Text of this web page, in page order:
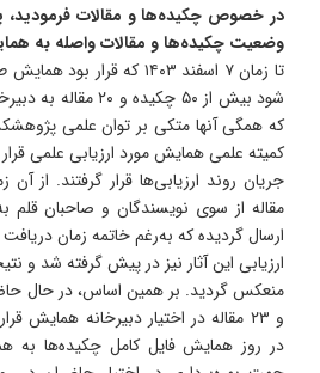
در خصوص چکیده‌ها و مقالات
وضعیت چکیده‌ها و مقالات واصله به
تا زمان ۷ اسفند ۱۴۰۳ که
شود بیش از ۵۰ چکیده
که همگی آنها متکی بر توان علمی
کمیته علمی همایش مورد ارزیابی علمی قرار
جریان روند ارزیابی‌ها قرار گرفتند. از
مقاله از سوی نویسندگان و صاحبان
ارسال گردیده که به‌رغم خاتمه زمان دریافت
ارزیابی این آثار نیز در پیش گرفته شد و
و ۲۳ مقاله در اختیار دبیرخانه
در روز همایش فایل کامل چکیده‌ها به